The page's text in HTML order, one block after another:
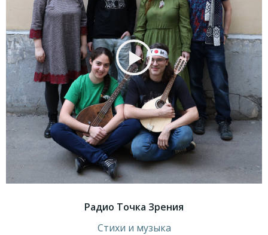
Радио Точка Зрения
Стихи и музыка